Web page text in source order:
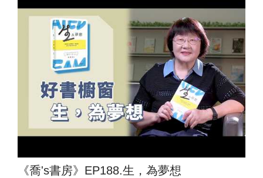
《喬's書房》EP188.生，為夢想